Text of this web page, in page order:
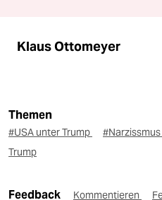
Klaus Ottomeyer
Themen
#USA unter Trump #Narzissmus
Trump
Feedback Kommentieren